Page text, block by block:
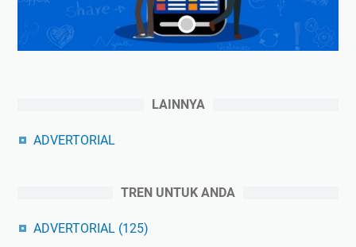
LAINNYA
ADVERTORIAL
TREN UNTUK ANDA
ADVERTORIAL (125)